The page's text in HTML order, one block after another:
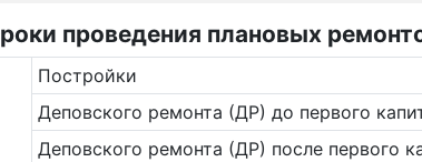
проведения плановых
Постройки
Деповского ремонта (ДР) до первого
Деповского ремонта (ДР) после первого